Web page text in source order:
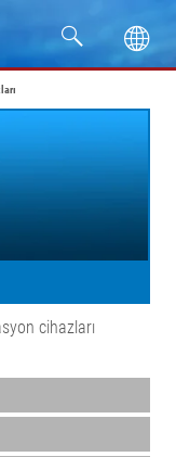
cihazları